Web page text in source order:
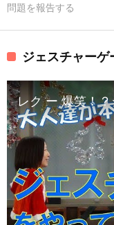
問題を報告する
ジェスチャーゲ
レク ー 爆笑！